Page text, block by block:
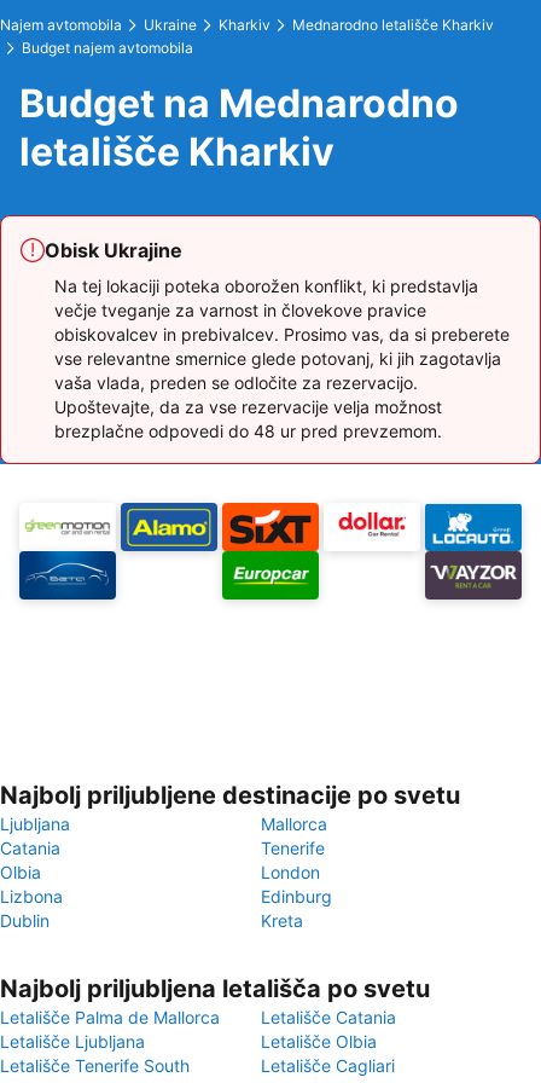
Najem avtomobila Ukraine Kharkiv
Mednarodno letališče Kharkiv
Budget najem avtomobila
Budget na Mednarodno
letališče Kharkiv
Obisk Ukrajine
Na tej lokaciji poteka oborožen konflikt, ki predstavlja
večje tveganje za varnost in človekove pravice
obiskovalcev in prebivalcev. Prosimo vas, da si preberete
vse relevantne smernice glede potovanj, ki jih zagotavlja
vaša vlada, preden se odločite za rezervacijo.
Upoštevajte, da za vse rezervacije velja možnost
brezplačne odpovedi do 48 ur pred prevzemom.
Najbolj priljubljene destinacije po svetu
Ljubljana
Mallorca
Catania
Tenerife
Olbia
London
Lizbona
Edinburg
Dublin
Kreta
Najbolj priljubljena letališča po svetu
Letališče Palma de Mallorca
Letališče Catania
Letališče Ljubljana
Letališče Olbia
Letališče Tenerife South
Letališče Cagliari